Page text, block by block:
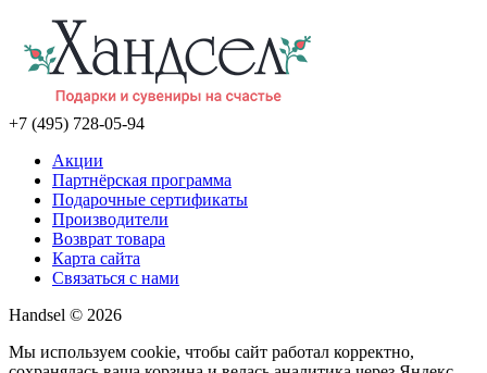
+7 (495) 728-05-94
Акции
Партнёрская программа
Подарочные сертификаты
Производители
Возврат товара
Карта сайта
Связаться с нами
Handsel © 2026
Мы используем cookie, чтобы сайт работал корректно,